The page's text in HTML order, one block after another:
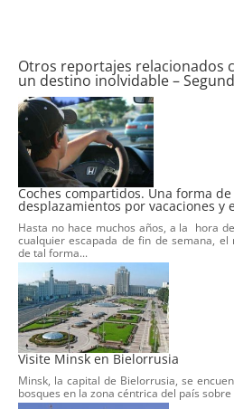
Otros reportajes relacionados
un destino inolvidable –
Coches compartidos. Una forma
desplazamientos por vacaciones y
Hasta no hace muchos años, a la hora
cualquier escapada de fin de semana,
de tal forma...
Visite Minsk en Bielorrusia
Minsk, la capital de Bielorrusia, se
bosques en la zona céntrica del país